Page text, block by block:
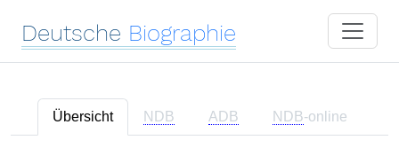
Deutsche Biographie
Übersicht NDB ADB NDB-online